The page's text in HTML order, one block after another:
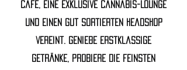
Café, eine exklusive Cannabis-Lounge
und einen gut sortierten Headshop
vereint. Genieße erstklassige
Getränke, probiere die feinsten